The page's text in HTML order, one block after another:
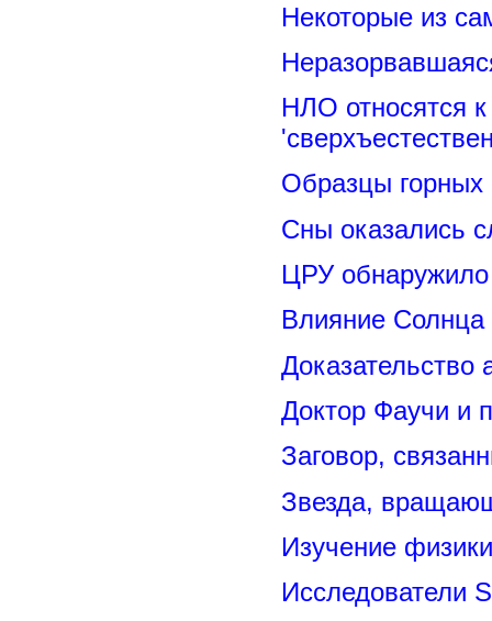
Некоторые из
НЛО относятся к
Образцы горных
Сны оказались
ЦРУ обнаружило
Влияние
Доказательство
Доктор Фаучи и
Заговор,
Звезда,
Изучение
Исследователи